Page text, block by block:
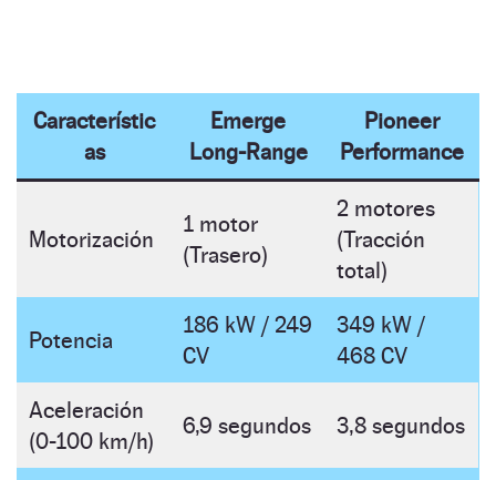
Característic
as
Emerge
Long-Range
Pioneer
Performance
Motorización
1 motor
(Trasero)
2 motores
(Tracción
total)
Potencia
186 kW / 249
CV
349 kW /
468 CV
Aceleración
(0-100 km/h)
6,9 segundos 3,8 segundos